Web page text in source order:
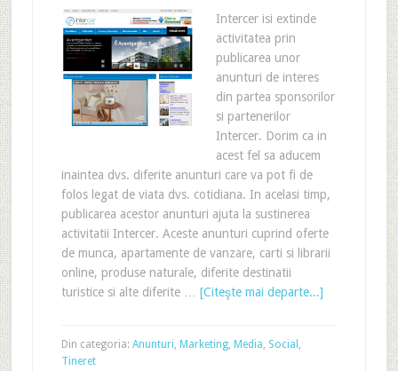
Intercer isi extinde
activitatea prin
publicarea unor
anunturi de interes
din partea sponsorilor
si partenerilor
Intercer. Dorim ca in
acest fel sa aducem
inaintea dvs. diferite anunturi care va pot fi de
folos legat de viata dvs. cotidiana. In acelasi timp,
publicarea acestor anunturi ajuta la sustinerea
activitatii Intercer. Aceste anunturi cuprind oferte
de munca, apartamente de vanzare, carti si librarii
online, produse naturale, diferite destinatii
turistice si alte diferite … [Citeşte mai departe...]
Din categoria: Anunturi, Marketing, Media, Social ,
Tineret